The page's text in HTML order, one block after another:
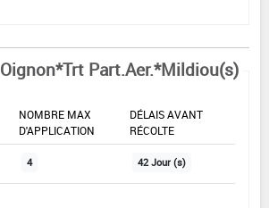
Oignon*Trt Part.Aer.*Mildiou(s)
NOMBRE MAX
D'APPLICATION
DÉLAIS AVANT
RÉCOLTE
4 42 Jour (s)